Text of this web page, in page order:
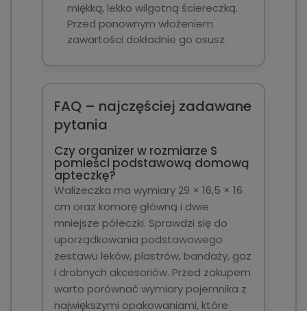
miękką, lekko wilgotną ściereczką.
Przed ponownym włożeniem
zawartości dokładnie go osusz.
FAQ – najczęściej zadawane
pytania
Czy organizer w rozmiarze S
pomieści podstawową domową
apteczkę?
Walizeczka ma wymiary 29 × 16,5 × 16
cm oraz komorę główną i dwie
mniejsze półeczki. Sprawdzi się do
uporządkowania podstawowego
zestawu leków, plastrów, bandaży, gaz
i drobnych akcesoriów. Przed zakupem
warto porównać wymiary pojemnika z
największymi opakowaniami, które